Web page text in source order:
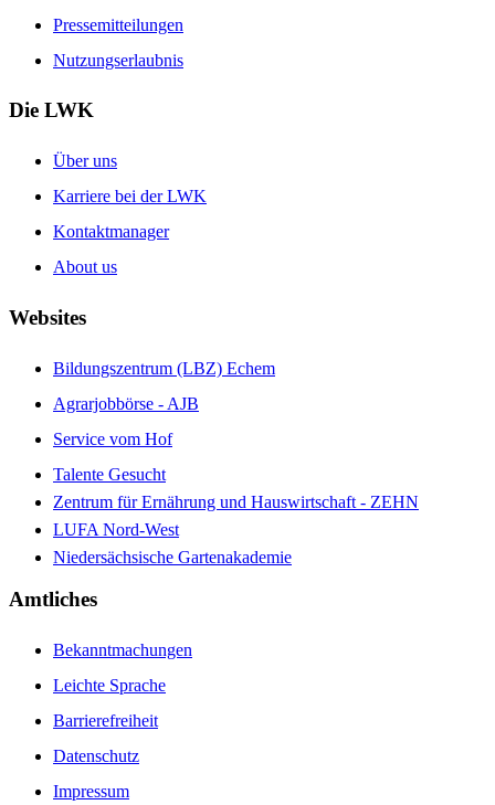
Pressemitteilungen
Nutzungserlaubnis
Die LWK
Über uns
Karriere bei der LWK
Kontaktmanager
About us
Websites
Bildungszentrum (LBZ) Echem
Agrarjobbörse - AJB
Service vom Hof
Talente Gesucht
Zentrum für Ernährung und Hauswirtschaft - ZEHN
LUFA Nord-West
Niedersächsische Gartenakademie
Amtliches
Bekanntmachungen
Leichte Sprache
Barrierefreiheit
Datenschutz
Impressum